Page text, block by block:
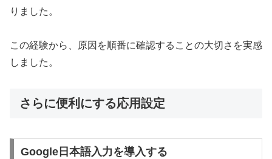
りました。
この経験から、原因を順番に確認することの大切さを実感
しました。
さらに便利にする応用設定
Google日本語入力を導入する